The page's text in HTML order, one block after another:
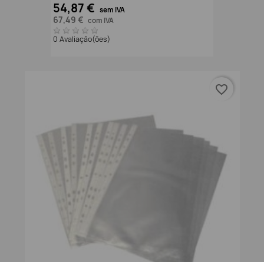
54,87 € sem IVA
67,49 € com IVA
0 Avaliação(ões)
favorite_border